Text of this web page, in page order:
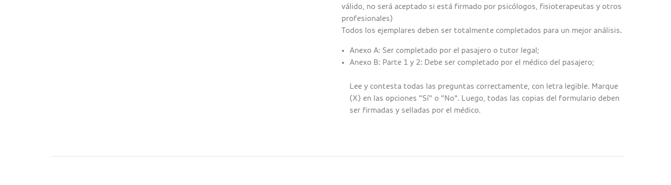
válido, no será aceptado si está firmado por psicólogos, fisioterapeutas y otros
profesionales)
Todos los ejemplares deben ser totalmente completados para un mejor análisis.
Anexo A: Ser completado por el pasajero o tutor legal;
Anexo B: Parte 1 y 2: Debe ser completado por el médico del pasajero;
Lee y contesta todas las preguntas correctamente, con letra legible. Marque
(X) en las opciones "Sí" o "No". Luego, todas las copias del formulario deben
ser firmadas y selladas por el médico.